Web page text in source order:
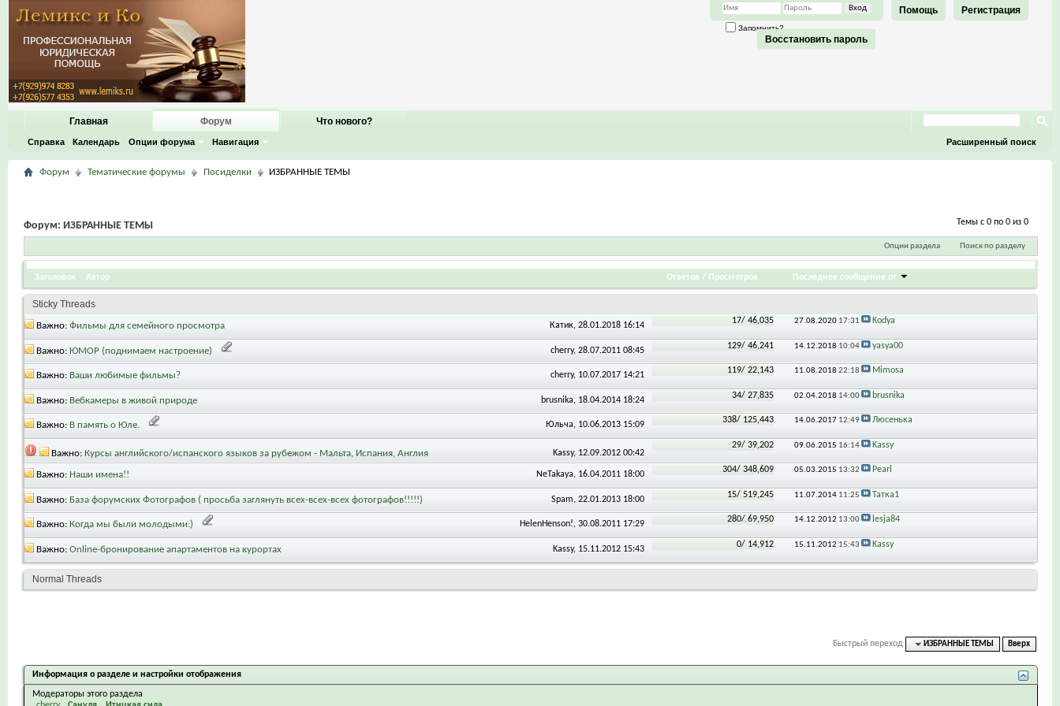
Регистрация
Помощь
Запомнить?
Восстановить пароль
Главная Форум
Справка Календарь Опции форума Навигация
Что нового?
Расширенный поиск
Форум Тематические форумы Посиделки ИЗБРАННЫЕ ТЕМЫ
Темы с 0 по 0 из 0
Форум: ИЗБРАННЫЕ ТЕМЫ
Опции раздела Поиск по разделу
Заголовок Автор Ответов / Просмотров Последнее сообщение от
Sticky Threads
Важно: Фильмы для семейного просмотра Катик, 28.01.2018 16:14 17/ 46,035 27.08.2020 17:31 Kodya
Важно: ЮМОР (поднимаем настроение) cherry, 28.07.2011 08:45 129/ 46,241 14.12.2018 10:04 yasya00
Важно: Ваши любимые фильмы? cherry, 10.07.2017 14:21 119/ 22,143 11.08.2018 22:18 Mimosa
Важно: Вебкамеры в живой природе brusnika, 18.04.2014 18:24 34/ 27,835 02.04.2018 14:00 brusnika
Важно: В память о Юле. Юльча, 10.06.2013 15:09 338/ 125,443 14.06.2017 12:49 Люсенька
Важно: Курсы английского/испанского языков за рубежом - Мальта, Испания, Англия Kassy, 12.09.2012 00:42
29/ 39,202 09.06.2015 16:14 Kassy
Важно: Наши имена!! NeTakaya, 16.04.2011 18:00 304/ 348,609 05.03.2015 13:32 Pearl
Важно: База форумских Фотографов ( просьба заглянуть всех-всех-всех фотографов!!!!!) Spam, 22.01.2013 18:00 15/ 519,245 11.07.2014 11:25 Татка1
Важно: Когда мы были молодыми:) HelenHenson!, 30.08.2011 17:29 280/ 69,950 14.12.2012 13:00 lesja84
Важно: Online-бронирование апартаментов на курортах Kassy, 15.11.2012 15:43 0/ 14,912 15.11.2012 15:43 Kassy
Normal Threads
Быстрый переход ИЗБРАННЫЕ ТЕМЫ Вверх
Информация о разделе и настройки отображения
Модераторы этого раздела